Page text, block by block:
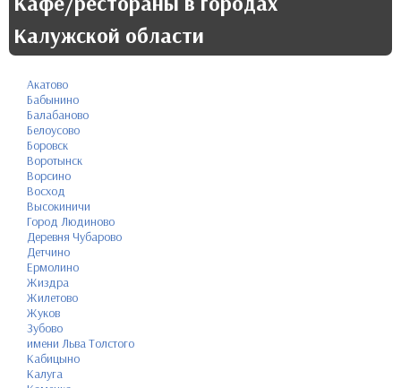
Калужской области
Акатово
Бабынино
Балабаново
Белоусово
Боровск
Воротынск
Ворсино
Восход
Высокиничи
Город Людиново
Деревня Чубарово
Детчино
Ермолино
Жиздра
Жилетово
Жуков
Зубово
имени Льва Толстого
Кабицыно
Калуга